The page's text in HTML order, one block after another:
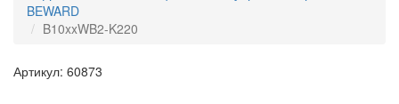
BEWARD
B10xxWB2-K220
Артикул: 60873